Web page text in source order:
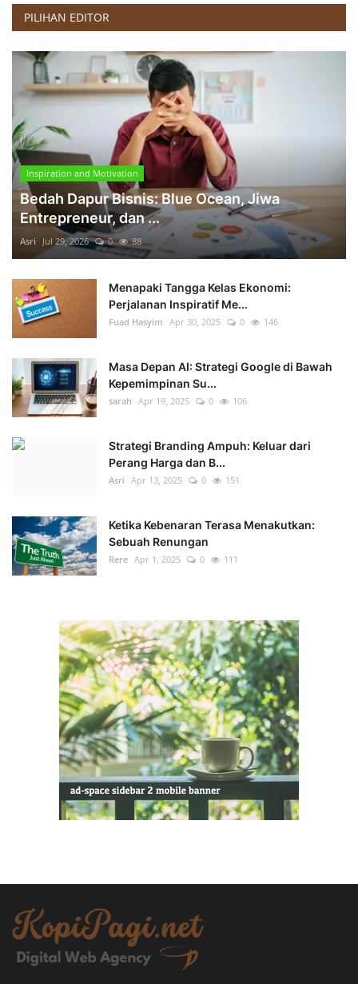
PILIHAN EDITOR
Inspiration and Motivation
Bedah Dapur Bisnis: Blue Ocean, Jiwa
Entrepreneur, dan ...
Asri Jul 29, 2026 0 88
Menapaki Tangga Kelas Ekonomi:
Perjalanan Inspiratif Me...
Fuad Hasyim Apr 30, 2025 0 146
Masa Depan AI: Strategi Google di Bawah
Kepemimpinan Su...
sarah Apr 19, 2025 0 106
Strategi Branding Ampuh: Keluar dari
Perang Harga dan B...
Asri Apr 13, 2025 0 151
Ketika Kebenaran Terasa Menakutkan:
Sebuah Renungan
Rere Apr 1, 2025 0 111